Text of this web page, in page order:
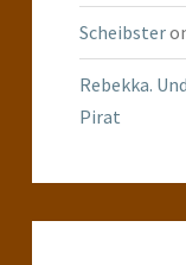
Scheibster
Rebekka.
Pirat